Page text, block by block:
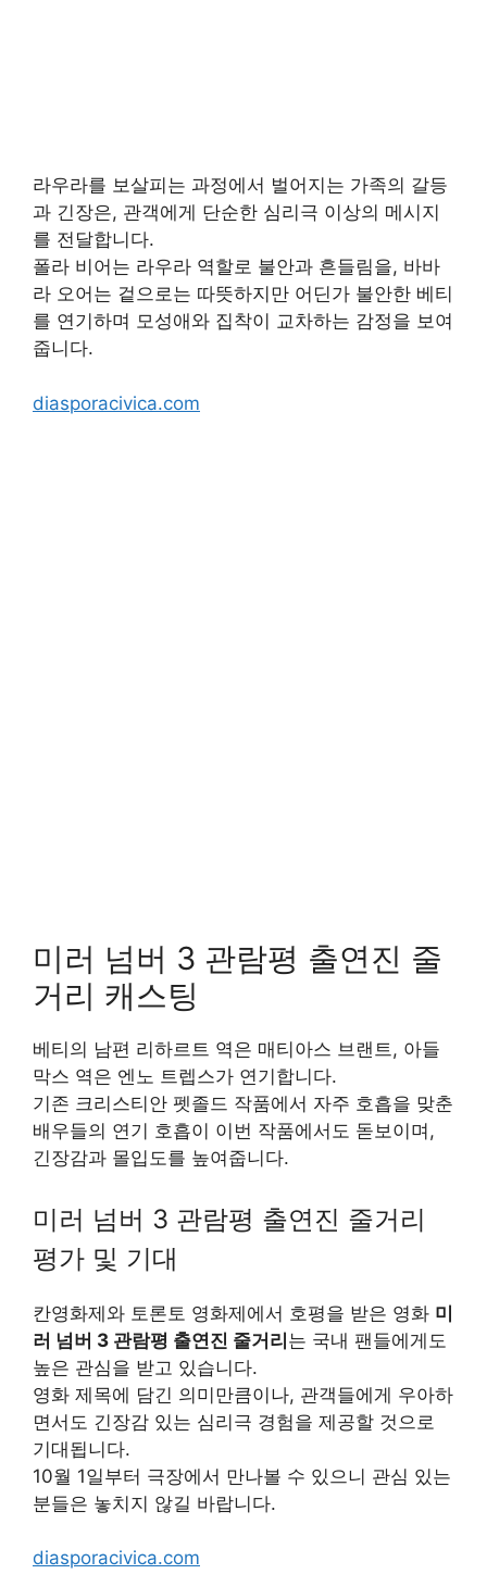
라우라를 보살피는 과정에서 벌어지는 가족의 갈등
과 긴장은, 관객에게 단순한 심리극 이상의 메시지
를 전달합니다.
폴라 비어는 라우라 역할로 불안과 흔들림을, 바바
라 오어는 겉으로는 따뜻하지만 어딘가 불안한 베티
를 연기하며 모성애와 집착이 교차하는 감정을 보여
줍니다.
diasporacivica.com
미러 넘버 3 관람평 출연진 줄
거리 캐스팅
베티의 남편 리하르트 역은 매티아스 브랜트, 아들
막스 역은 엔노 트렙스가 연기합니다.
기존 크리스티안 펫졸드 작품에서 자주 호흡을 맞춘
배우들의 연기 호흡이 이번 작품에서도 돋보이며,
긴장감과 몰입도를 높여줍니다.
미러 넘버 3 관람평 출연진 줄거리
평가 및 기대
칸영화제와 토론토 영화제에서 호평을 받은 영화 미
러 넘버 3 관람평 출연진 줄거리는 국내 팬들에게도
높은 관심을 받고 있습니다.
영화 제목에 담긴 의미만큼이나, 관객들에게 우아하
면서도 긴장감 있는 심리극 경험을 제공할 것으로
기대됩니다.
10월 1일부터 극장에서 만나볼 수 있으니 관심 있는
분들은 놓치지 않길 바랍니다.
diasporacivica.com